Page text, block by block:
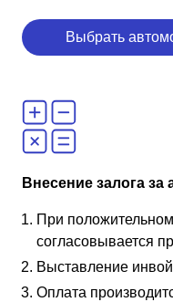
Выбрать
Внесение залога
При
согласовывается
Выставление
Оплата